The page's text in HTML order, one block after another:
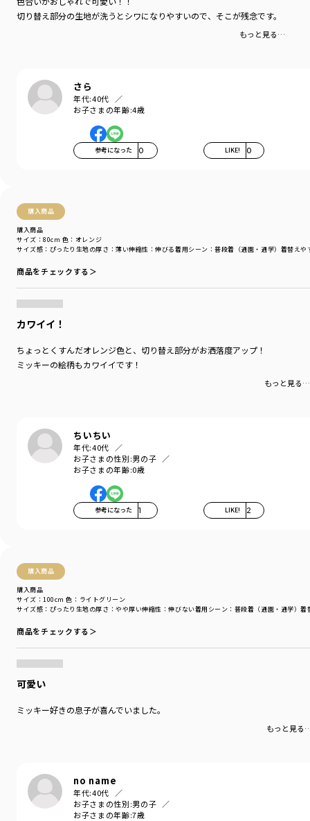
切り替え部分の生地が洗うとシワになりやすいので、そこが残念です。
もっと見る…
さら
年代:40代
お子さまの年齢:4歳
参考になった 0 LIKE! 0
購入商品
購入商品
サイズ感 ：ぴったり 生地の厚さ ：薄い伸縮性 ：伸びる着用シーン ：普段着（通園・通学） 着替えや
サイズ：80cm 色：オレンジ
商品をチェックする＞
カワイイ！
ちょっとくすんだオレンジ色と、切り替え部分がお洒落度アップ！
ミッキーの絵柄もカワイイです！
もっと見る…
ちいちい
年代:40代
お子さまの性別:男の子
お子さまの年齢:0歳
参考になった 1 LIKE! 2
購入商品
購入商品
サイズ感 ：ぴったり 生地の厚さ ：やや厚い伸縮性 ：伸びない着用シーン ：普段着（通園・通学）着
サイズ：100cm 色：ライトグリーン
商品をチェックする＞
可愛い
ミッキー好きの息子が喜んでいました。
もっと見る
no name
年代:40代
お子さまの性別:男の子
お子さまの年齢:7歳
■素材
本体部分：綿100％ロイヤルコットン使用
「吸汗性」にすぐれ「肌ざわりが良い」 生地を使用しています。
切り替え部分：ダンガリー綿100％
サイズ展開は80㎝～150㎝まで
【Disney/ディズニー】シリーズは以下品番もおすすめです。
11-4506-010【Disney】スポーツグラフィック重ね着風半袖Tシャツ
11-4506-012【Disney】サガラ刺繍ラグラン半袖Tシャツ
ベビーちゃんも一緒に【おそろい】が楽しめる品番は
01-4539-014【Disney】サガラ刺繍ラグラン半袖カバーオール
04-4576-015【Disney】ミッキーモチーフスタイ
04-4565-671【Disney】耳つきダンガリーキャップ
スタイリングにプラスできるアイテムはこちら
-----
透け感：なし
着用イメージ/カラー：オレンジ
ブランド
branshes
シーズン
／アウトレット
カテゴリ
／トップス>半袖Tシャツ・タンクトップ
／ブルー
11-4506-011